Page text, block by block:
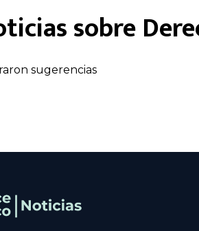
sobre
sugerencias